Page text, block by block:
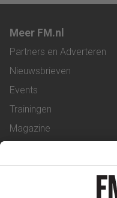
Meer FM.nl
Partners en Adverteren
Nieuwsbrieven
Events
Trainingen
Magazine
Service & Contact